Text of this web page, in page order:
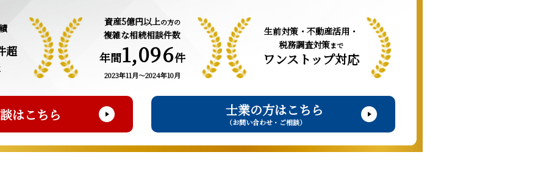
超
資産5億円以上の方の
複雑な相続相談件数
年間1,096件
2023年11月～2024年10月
生前対策・不動産活用・
税務調査対策まで
ワンストップ対応
はこちら 士業の方はこちら
（お問い合わせ・ご相談）